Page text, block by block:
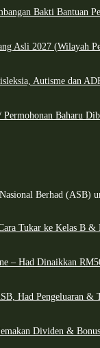
Bakti Bantuan
Asli 2027 (Wilayah
Autisme dan
Permohonan Baharu
Berhad (ASB)
Tukar ke Kelas B &
– Had Dinaikkan
Had Pengeluaran &
Dividen &